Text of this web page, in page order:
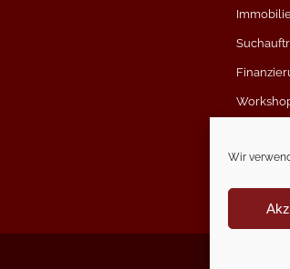
Wir